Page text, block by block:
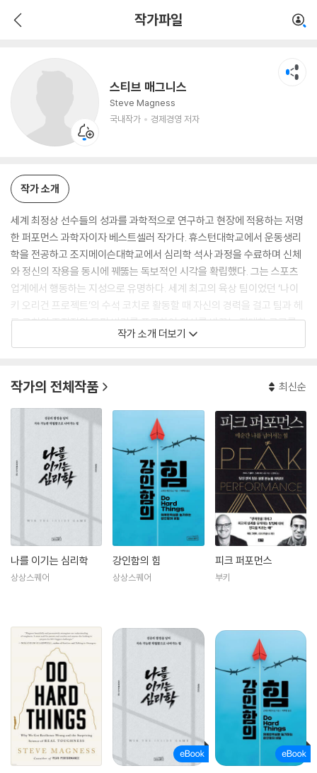
작가파일
스티브 매그니스
Steve Magness
국내작가
경제경영 저자
경제경영 저자
작가 소개
세계 최정상 선수들의 성과를 과학적으로 연구하고 현장에 적용하는 저명
한 퍼포먼스 과학자이자 베스트셀러 작가다. 휴스턴대학교에서 운동생리
학을 전공하고 조지메이슨대학교에서 심리학 석사 과정을 수료하며 신체
와 정신의 작용을 동시에 꿰뚫는 독보적인 시각을 확립했다. 그는 스포츠
업계에서 행동하는 지성으로 유명하다. 세계 최고의 육상 팀이었던 ‘나이
키 오리건 프로젝트’의 수석 코치로 활동할 때 자신의 경력을 걸고 팀과 헤
드 코치의 조직적인 도핑 비리를 폭로하여 역사를 바꾸는 지대한 공로를
세웠다. 이처럼 그는 오로지 성과만 추구하는 성과 지상주의자가 아니라
올림픽 대표팀에서 선수들의 멘탈 스킬을 개발하고 퍼포먼스를 끌어올리
는 일을 도우며, NASA와 포춘 500대 기업의 경영진들에게 지속 가능한
탁월함을 발휘하는 법을 전수하고 있다. 그는 작가로서 영향력도 상당하
다. 전 세계 100만 부 이상 판매된 그의 대표작 「피크 퍼포먼스」와 「강인함
의 힘」은 퍼포먼스 과학 분야의 현대적 고전으로 평가받고 있으며, 「뉴욕타
임스」, 「월스트리트저널」, 「가디언」, 「포브스」 등 세계적 매체들은 그의 통
찰을 자주 인용하고 있다. 고교 시절 1마일을 4분 1초 만에 주파하며 최고
의 퍼포먼스를 몸소 증명했던 그는 이제 독자들이 불안을 확신으로 바꾸
고, 자신만의 탁월함을 실현할 수 있도록 실질적인 로드맵을 제시하고 있
다.
작가 소개 더보기
작가의 전체작품 최신순
나를 이기는 심리학
상상스퀘어
강인함의 힘
상상스퀘어
피크 퍼포먼스
부키